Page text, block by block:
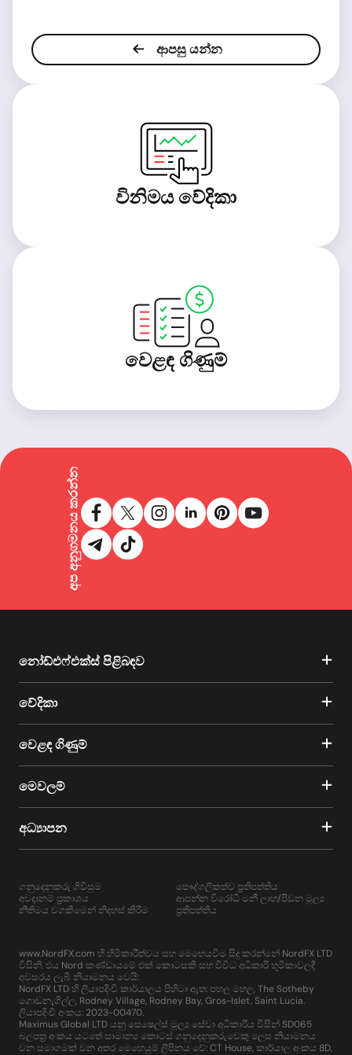
ආපසු යන්න
විනිමය වේදිකා
වෙළඳ ගිණුම්
අප අනුගමනය කරන්න
නෝඩ්එෆ්එක්ස් පිළිබඳව
වේදිකා
වෙළඳ ගිණුම්
මෙවලම්
අධ්‍යාපන
ගනුදෙනුකරු ගිවිසුම
අවදානම් ප්‍රකාශය
නීතිමය වගකීමෙන් නිදහස් කිරීම
පෞද්ගලිකත්ව ප්‍රතිපත්තිය
ආපන්න විරෝධී මනී ලාභ/පීඩන මූල්‍ය
ප්‍රතිපත්තිය
www.NordFX.com හි හිමිකාරීත්වය සහ මෙහෙයවීම සිදු කරන්නේ NordFX LTD
විසිනි. එය Nord කණ්ඩායමේ එක් කොටසකි සහ විවිධ අධිකාරි භූමිකාවලදී
අවසරය ලැබී නියාමනය වෙයි:
NordFX LTD හි ලියාපදිංචි කාර්යාලය පිහිටා ඇත: පහල මහල, The Sotheby
ගොඩනැගිල්ල, Rodney Village, Rodney Bay, Gros-Islet, Saint Lucia.
ලියාපදිංචි අංකය: 2023-00470.
Maximus Global LTD යනු සෙෂෙල්ස් මූල්‍ය සේවා අධිකාරිය විසින් SD065
බලපත්‍ර අංකය යටතේ සාමාන්‍ය කොටස් ගනුදෙනුකරුවෙකු ලෙස නියාමනය
වන සමාගමක් වන අතර මෙහෙයුම් ලිපිනය වේ: CT House, කාර්යාල අංකය 8D,